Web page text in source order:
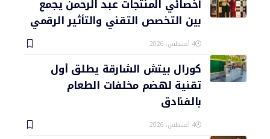
أخصائي المنتجات عبد الرحمن يجمع
بين التخصص التقني والتأثير الرقمي
4 أغسطس، 2026
كورال بيتش الشارقة يطلق أول
تقنية لهضم مخلفات الطعام
بالفنادق
4 أغسطس، 2026